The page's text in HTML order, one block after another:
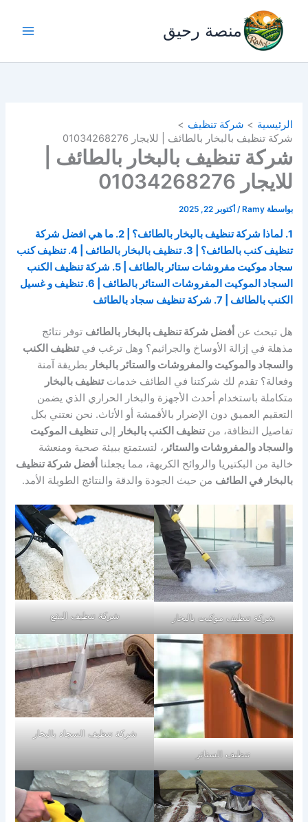
المحتوى
منصة رحيق
الرئيسية
شركة تنظيف
شركة تنظيف بالبخار بالطائف | للايجار 01034268276
شركة تنظيف بالبخار بالطائف |
للايجار 01034268276
بواسطة Ramy
/ أكتوبر 22, 2025
1. لماذا شركة تنظيف بالبخار بالطائف؟ | 2. ما هي افضل شركة
تنظيف كنب بالطائف؟ | 3. تنظيف بالبخار بالطائف | 4. تنظيف كنب
سجاد موكيت مفروشات ستائر بالطائف | 5. شركة تنظيف الكنب
السجاد الموكيت المفروشات الستائر بالطائف | 6. تنظيف و غسيل
الكنب بالطائف | 7. شركة تنظيف سجاد بالطائف
هل تبحث عن أفضل شركة تنظيف بالبخار بالطائف توفر نتائج
مذهلة في إزالة الأوساخ والجراثيم؟ وهل ترغب فيتنظيف الكنب
والسجاد والموكيت والمفروشات والستائر بالبخار بطريقة آمنة
وفعالة؟ تقدم لك شركتنا في الطائف خدماتتنظيف بالبخار
متكاملة باستخدام أحدث الأجهزة والبخار الحراري الذي يضمن
التعقيم العميق دون الإضرار بالأقمشة أو الأثاث. نحن نعتني بكل
تفاصيل النظافة، منتنظيف الكنب بالبخار إلىتنظيف الموكيت
والسجاد والمفروشات والستائر ، لتستمتع ببيئة صحية ومنعشة
خالية من البكتيريا والروائح الكريهة، مما يجعلنا أفضل شركة تنظيف
بالبخار في الطائف من حيث الجودة والدقة والنتائج الطويلة الأمد.
شركة تنظيف موكيت بالبخار شركة تنظيف البقع
تنظيف الستائر
شركة تنظيف السجاد بالبخار